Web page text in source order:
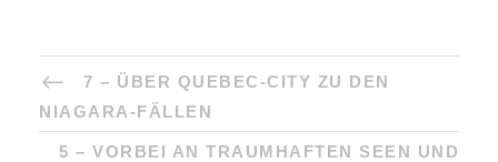
7 – ÜBER QUEBEC-CITY ZU DEN
NIAGARA-FÄLLEN
5 – VORBEI AN TRAUMHAFTEN SEEN UND